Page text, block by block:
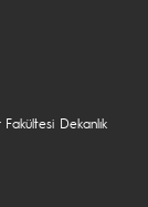
Dekanlık